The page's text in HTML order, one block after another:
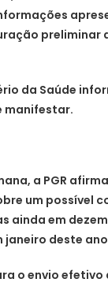
preliminar
da Saúde
manifestar.
a PGR
um possível
ainda em
janeiro deste
o envio efetivo